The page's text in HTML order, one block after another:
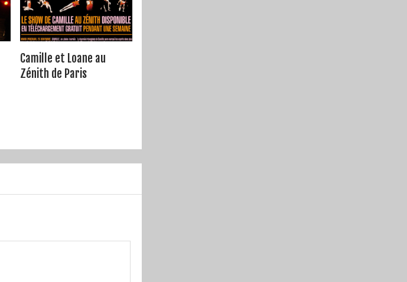
Camille et Loane au
Zénith de Paris